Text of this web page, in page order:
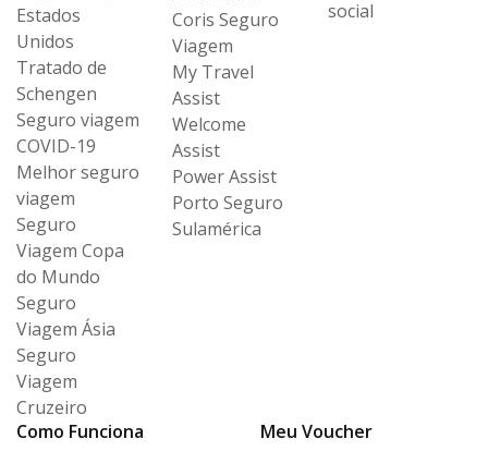
Estados
Unidos
Tratado de
Schengen
Seguro viagem
COVID-19
Melhor seguro
viagem
Seguro
Viagem Copa
do Mundo
Seguro
Viagem Ásia
Seguro
Viagem
Cruzeiro
Coris Seguro
Viagem
My Travel
Assist
Welcome
Assist
Power Assist
Porto Seguro
Sulamérica
social
Como Funciona
Meu Voucher